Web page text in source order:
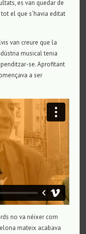
es van quedar de
el que s’havia editat
van creure que la
musical tenia
se. Aprofitant
a ser
no va néixer com
mateix acabava